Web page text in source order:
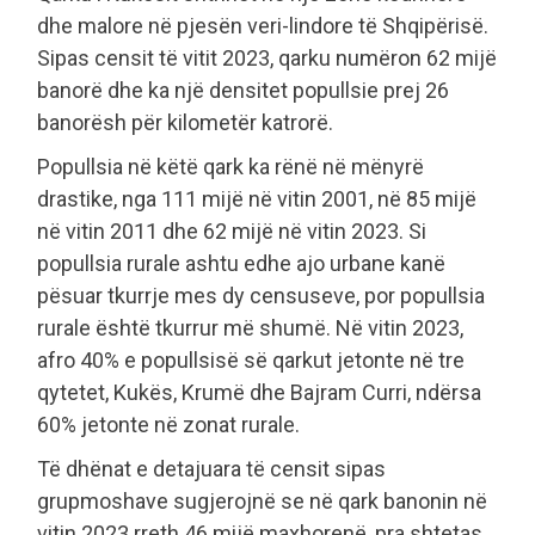
dhe malore në pjesën veri-lindore të Shqipërisë.
Sipas censit të vitit 2023, qarku numëron 62 mijë
banorë dhe ka një densitet popullsie prej 26
banorësh për kilometër katrorë.
Popullsia në këtë qark ka rënë në mënyrë
drastike, nga 111 mijë në vitin 2001, në 85 mijë
në vitin 2011 dhe 62 mijë në vitin 2023. Si
popullsia rurale ashtu edhe ajo urbane kanë
pësuar tkurrje mes dy censuseve, por popullsia
rurale është tkurrur më shumë. Në vitin 2023,
afro 40% e popullsisë së qarkut jetonte në tre
qytetet, Kukës, Krumë dhe Bajram Curri, ndërsa
60% jetonte në zonat rurale.
Të dhënat e detajuara të censit sipas
grupmoshave sugjerojnë se në qark banonin në